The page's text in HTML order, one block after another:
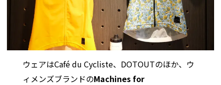
ウェアはCafé du Cycliste、DOTOUTのほか、ウ
ィメンズブランドのMachines for